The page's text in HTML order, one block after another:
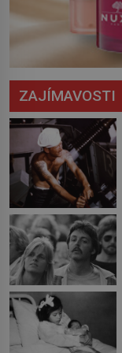
ZAJÍMAVOSTI